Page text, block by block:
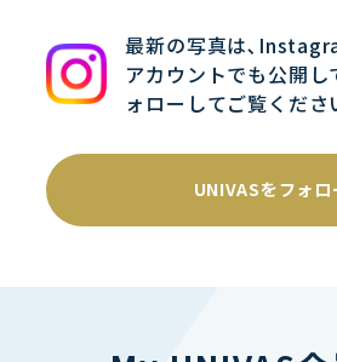
最新の写真は､
アカウントでも公開し
ォローしてご覧くださ
UNIVASをフォロ